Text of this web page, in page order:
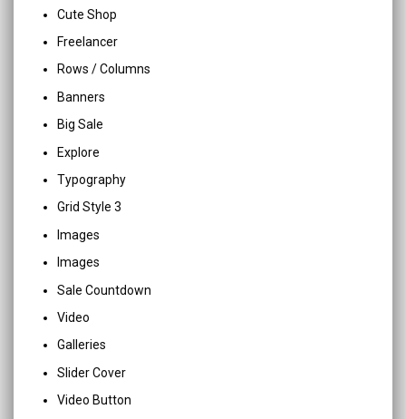
Cute Shop
Freelancer
Rows / Columns
Banners
Big Sale
Explore
Typography
Grid Style 3
Images
Images
Sale Countdown
Video
Galleries
Slider Cover
Video Button